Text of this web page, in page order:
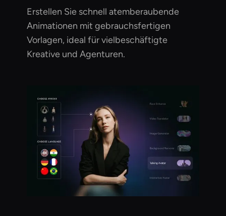
Erstellen Sie schnell atemberaubende
Animationen mit gebrauchsfertigen
Vorlagen, ideal für vielbeschäftigte
Kreative und Agenturen.